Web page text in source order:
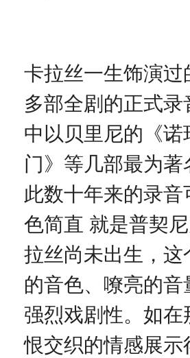
卡拉丝一生饰演
多部全剧的正式
中以贝里尼的《
门》等几部最为
此数十年来的录
色简直 就是普契
拉丝尚未出生，
的音色、嘹亮的
强烈戏剧性。如在
恨交织的情感展